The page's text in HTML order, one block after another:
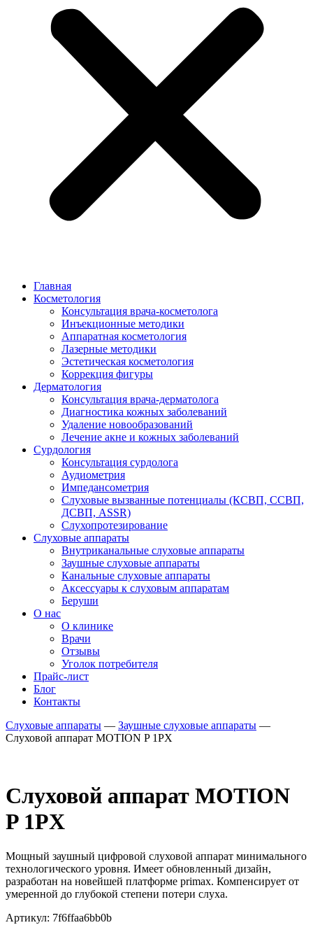
Главная
Косметология
Консультация врача-косметолога
Инъекционные методики
Аппаратная косметология
Лазерные методики
Эстетическая косметология
Коррекция фигуры
Дерматология
Консультация врача-дерматолога
Диагностика кожных заболеваний
Удаление новообразований
Лечение акне и кожных заболеваний
Сурдология
Консультация сурдолога
Аудиометрия
Импедансометрия
Слуховые вызванные потенциалы (КСВП, ССВП,
ДСВП, ASSR)
Слухопротезирование
Слуховые аппараты
Внутриканальные слуховые аппараты
Заушные слуховые аппараты
Канальные слуховые аппараты
Аксессуары к слуховым аппаратам
Беруши
О нас
О клинике
Врачи
Отзывы
Уголок потребителя
Прайс-лист
Блог
Контакты
Слуховые аппараты — Заушные слуховые аппараты —
Слуховой аппарат MOTION P 1PX
Слуховой аппарат MOTION
P 1PX
Мощный заушный цифровой слуховой аппарат минимального
технологического уровня. Имеет обновленный дизайн,
разработан на новейшей платформе primax. Компенсирует от
умеренной до глубокой степени потери слуха.
Артикул: 7f6ffaa6bb0b